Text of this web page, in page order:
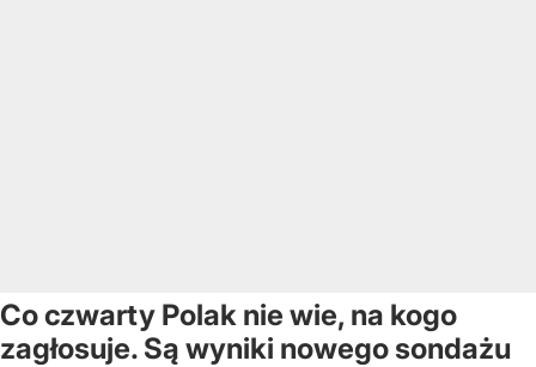
Co czwarty Polak nie wie, na kogo
zagłosuje. Są wyniki nowego sondażu